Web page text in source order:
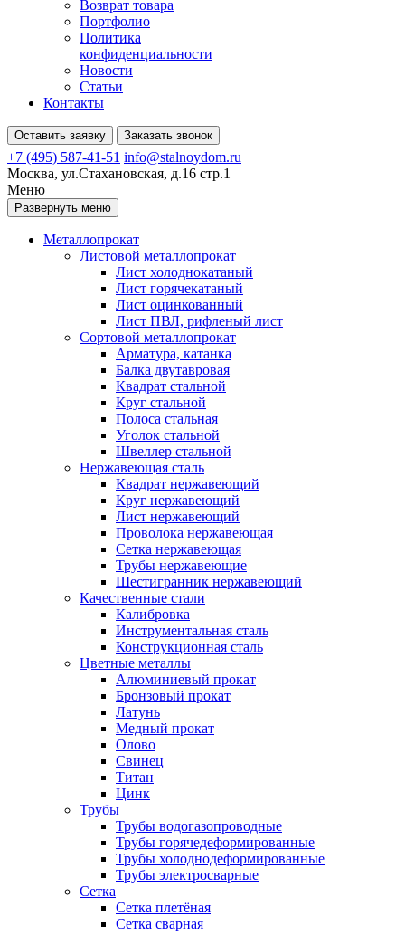
Возврат товара
Портфолио
Политика
конфиденциальности
Новости
Статьи
Контакты
Оставить заявку Заказать звонок
+7 (495) 587-41-51 info@stalnoydom.ru
Москва, ул.Стахановская, д.16 стр.1
Меню
Развернуть меню
Металлопрокат
Листовой металлопрокат
Лист холоднокатаный
Лист горячекатаный
Лист оцинкованный
Лист ПВЛ, рифленый лист
Сортовой металлопрокат
Арматура, катанка
Балка двутавровая
Квадрат стальной
Круг стальной
Полоса стальная
Уголок стальной
Швеллер стальной
Нержавеющая сталь
Квадрат нержавеющий
Круг нержавеющий
Лист нержавеющий
Проволока нержавеющая
Сетка нержавеющая
Трубы нержавеющие
Шестигранник нержавеющий
Качественные стали
Калибровка
Инструментальная сталь
Конструкционная сталь
Цветные металлы
Алюминиевый прокат
Бронзовый прокат
Латунь
Медный прокат
Олово
Свинец
Титан
Цинк
Трубы
Трубы водогазопроводные
Трубы горячедеформированные
Трубы холоднодеформированные
Трубы электросварные
Сетка
Сетка плетёная
Сетка сварная